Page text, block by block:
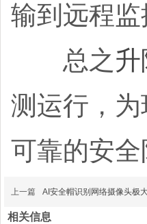
输到远程
总之
测运行，
可靠的安全
上一篇 AI安全帽识别网络摄像头极
相关信息